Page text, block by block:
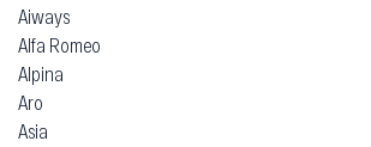
Aiways
Alfa Romeo
Alpina
Aro
Asia